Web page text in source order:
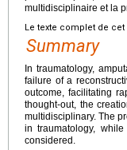
multidisciplinaire et la
Le texte complet de
Summary
In traumatology,
failure of a
outcome, facilitating
thought-out, the
multidisciplinary. The
in traumatology,
considered.